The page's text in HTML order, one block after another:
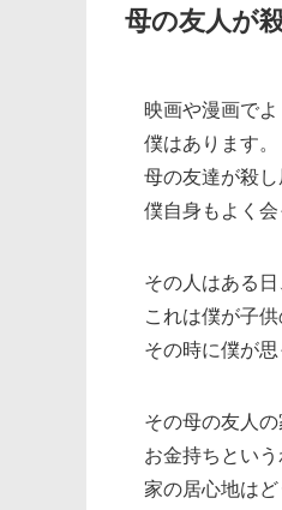
母の友人が
映画や漫画で
僕はあります。
母の友達が殺し
僕自身もよく会
その人はある
これは僕が子供
その時に僕が思
その母の友人
お金持ちとい
家の居心地は